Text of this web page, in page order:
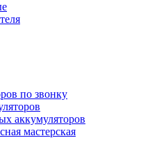
по звонку
аккумуляторов
мастерская